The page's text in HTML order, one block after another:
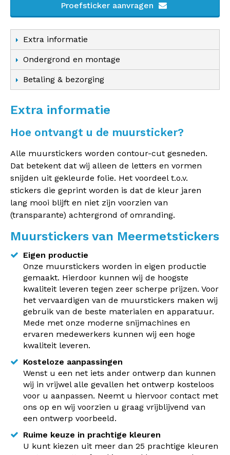
Proefsticker aanvragen
Extra informatie
Ondergrond en montage
Betaling & bezorging
Extra informatie
Hoe ontvangt u de muursticker?
Alle muurstickers worden contour-cut gesneden.
Dat betekent dat wij alleen de letters en vormen
snijden uit gekleurde folie. Het voordeel t.o.v.
stickers die geprint worden is dat de kleur jaren
lang mooi blijft en niet zijn voorzien van
(transparante) achtergrond of omranding.
Muurstickers van Meermetstickers
Eigen productie
Onze muurstickers worden in eigen productie
gemaakt. Hierdoor kunnen wij de hoogste
kwaliteit leveren tegen zeer scherpe prijzen. Voor
het vervaardigen van de muurstickers maken wij
gebruik van de beste materialen en apparatuur.
Mede met onze moderne snijmachines en
ervaren medewerkers kunnen wij een hoge
kwaliteit leveren.
Kosteloze aanpassingen
Wenst u een net iets ander ontwerp dan kunnen
wij in vrijwel alle gevallen het ontwerp kosteloos
voor u aanpassen. Neemt u hiervoor contact met
ons op en wij voorzien u graag vrijblijvend van
een ontwerp voorbeeld.
Ruime keuze in prachtige kleuren
U kunt kiezen uit meer dan 25 prachtige kleuren